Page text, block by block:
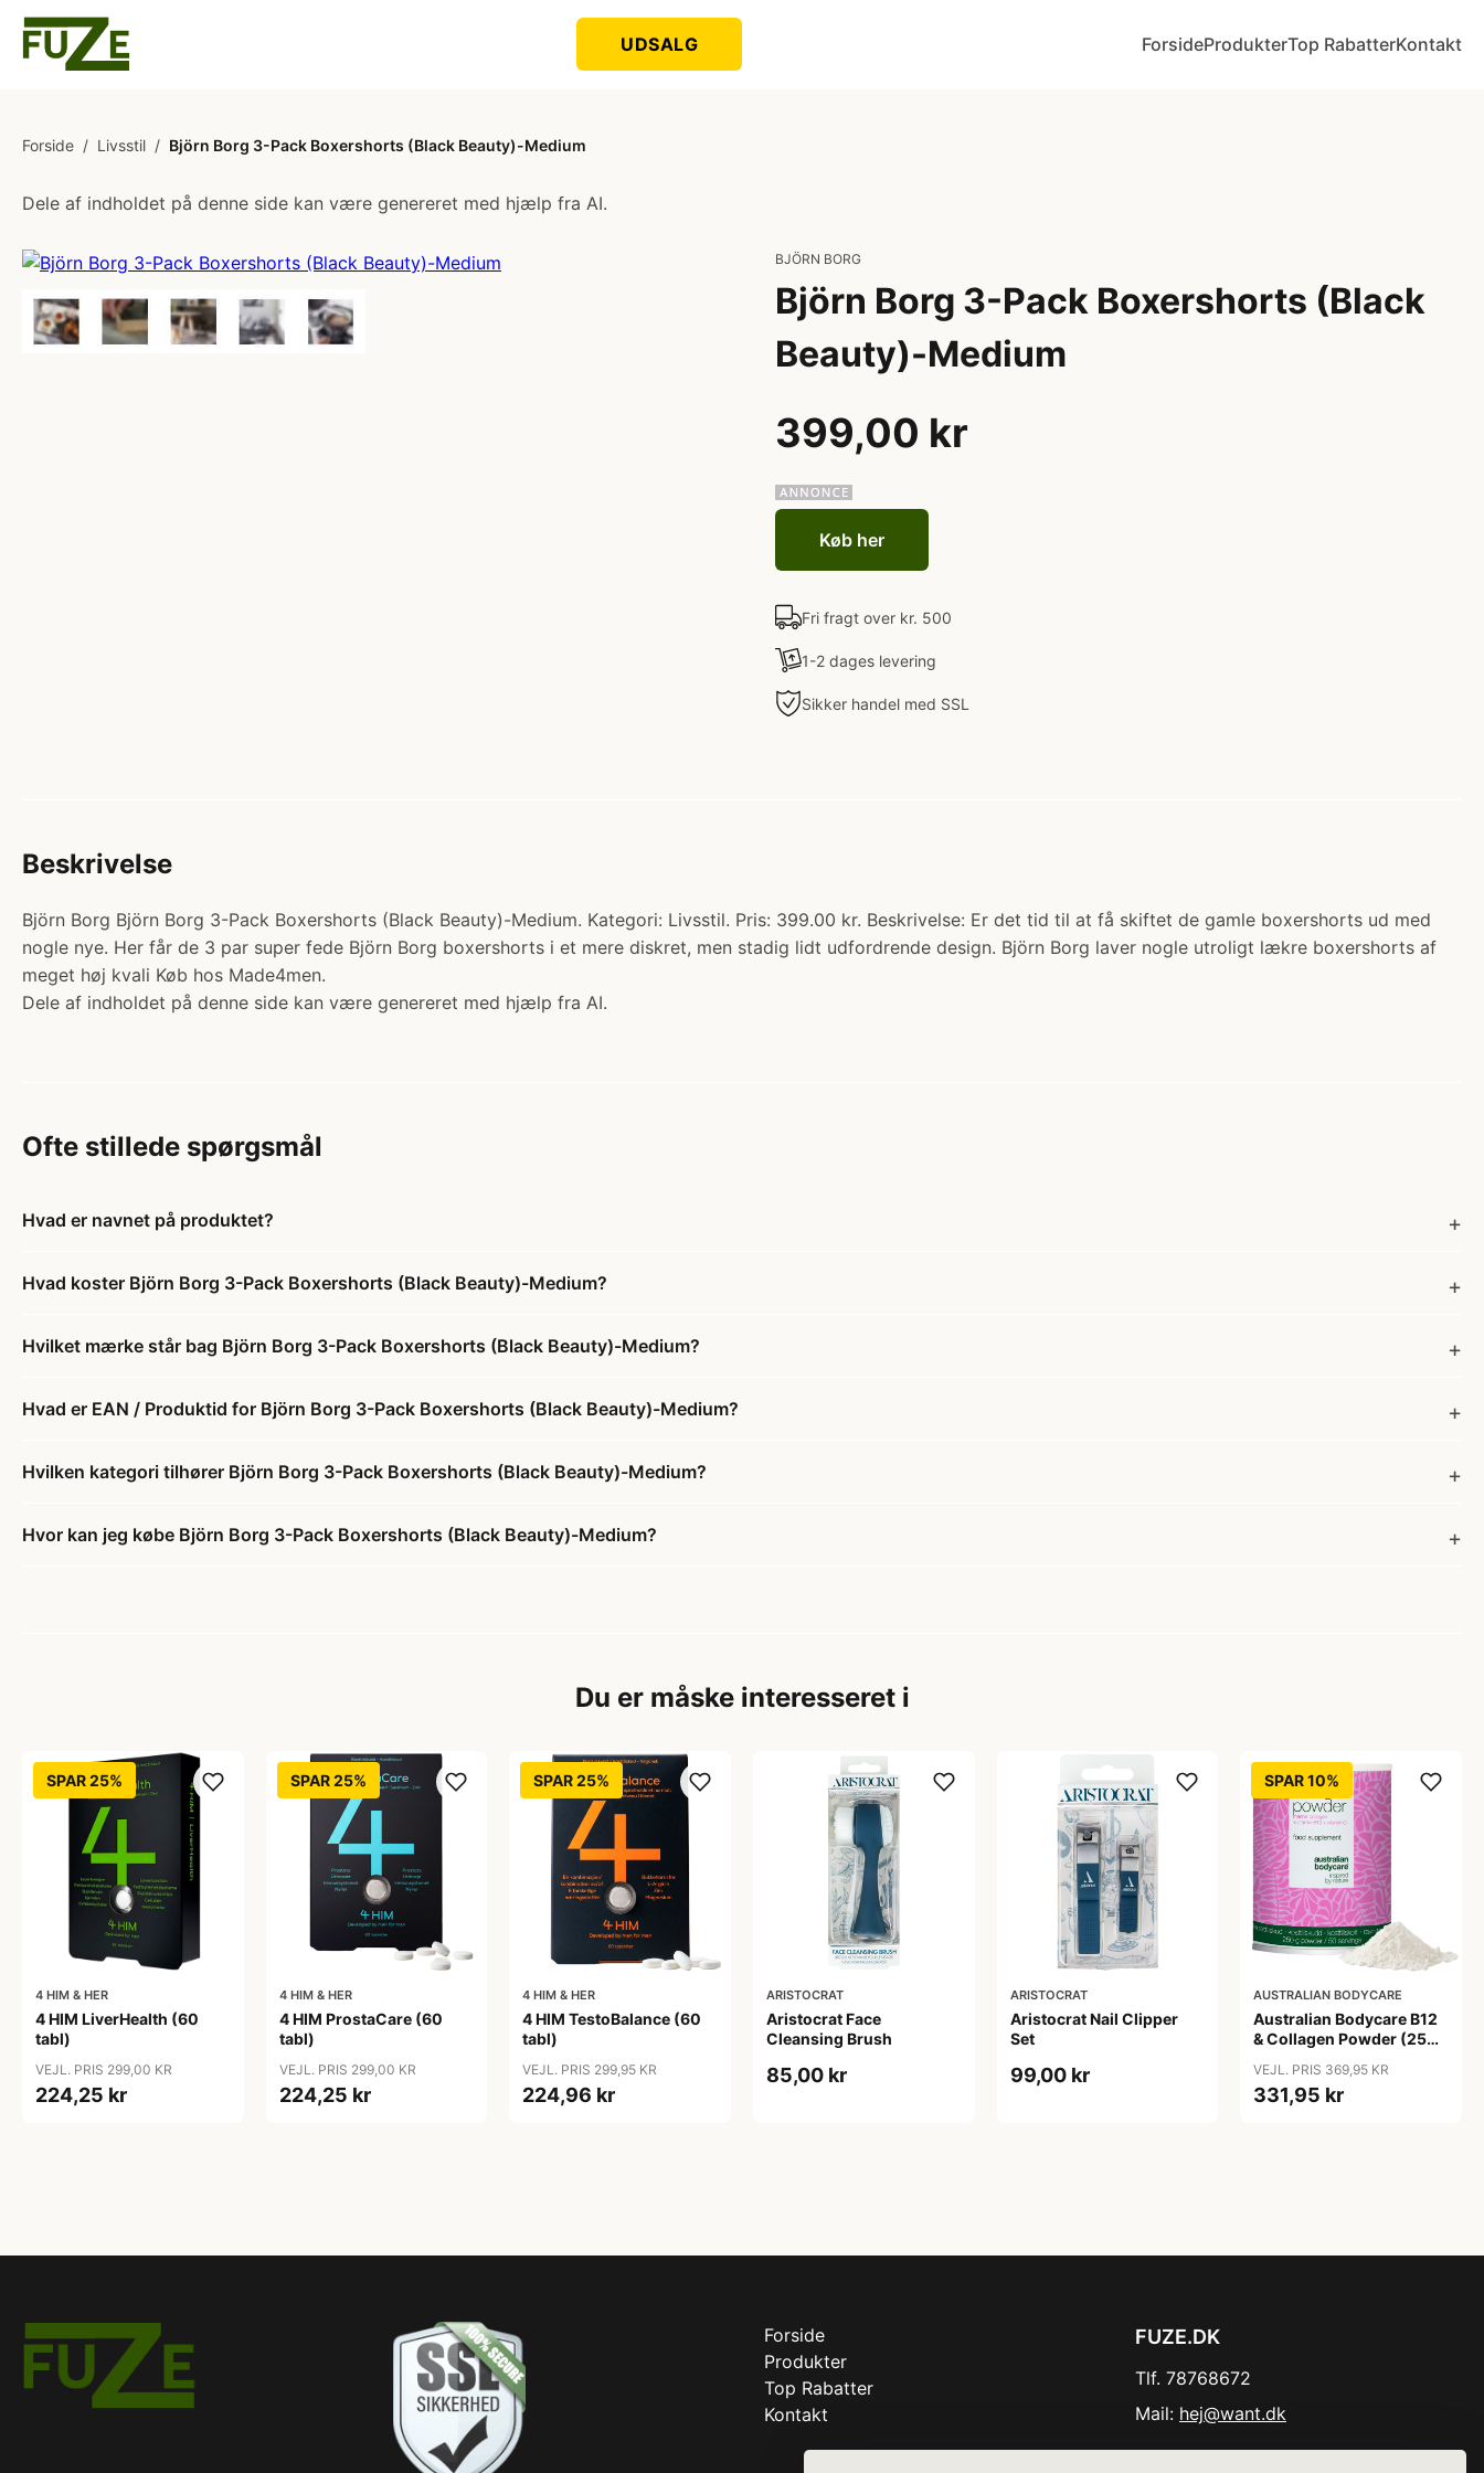
UDSALG ForsideProdukterTop RabatterKontakt
Forside / Livsstil / Björn Borg 3-Pack Boxershorts (Black Beauty)-Medium
Dele af indholdet på denne side kan være genereret med hjælp fra AI.
BJÖRN BORG
Björn Borg 3-Pack Boxershorts (Black
Beauty)-Medium
399,00 kr
Køb her
Fri fragt over kr. 500
1-2 dages levering
Sikker handel med SSL
Beskrivelse
Björn Borg Björn Borg 3-Pack Boxershorts (Black Beauty)-Medium. Kategori: Livsstil. Pris: 399.00 kr. Beskrivelse: Er det tid til at få skiftet de gamle boxershorts ud med
nogle nye. Her får de 3 par super fede Björn Borg boxershorts i et mere diskret, men stadig lidt udfordrende design. Björn Borg laver nogle utroligt lækre boxershorts af
meget høj kvali Køb hos Made4men.
Dele af indholdet på denne side kan være genereret med hjælp fra AI.
Ofte stillede spørgsmål
Hvad er navnet på produktet?
Hvad koster Björn Borg 3-Pack Boxershorts (Black Beauty)-Medium?
Hvilket mærke står bag Björn Borg 3-Pack Boxershorts (Black Beauty)-Medium?
Hvad er EAN / Produktid for Björn Borg 3-Pack Boxershorts (Black Beauty)-Medium?
Hvilken kategori tilhører Björn Borg 3-Pack Boxershorts (Black Beauty)-Medium?
Hvor kan jeg købe Björn Borg 3-Pack Boxershorts (Black Beauty)-Medium?
Du er måske interesseret i
SPAR 25%
4 HIM & HER
4 HIM LiverHealth (60
tabl)
VEJL. PRIS 299,00 KR
224,25 kr
SPAR 25%
4 HIM & HER
4 HIM ProstaCare (60
tabl)
VEJL. PRIS 299,00 KR
224,25 kr
SPAR 25%
4 HIM & HER
4 HIM TestoBalance (60
tabl)
VEJL. PRIS 299,95 KR
224,96 kr
ARISTOCRAT
Aristocrat Face
Cleansing Brush
85,00 kr
ARISTOCRAT
Aristocrat Nail Clipper
Set
99,00 kr
SPAR 10%
AUSTRALIAN BODYCARE
Australian Bodycare B12
& Collagen Powder (250
VEJL. PRIS 369,95 KR
331,95 kr
Forside
Produkter
Top Rabatter
Kontakt
FUZE.DK
Tlf. 78768672
Mail: hej@want.dk